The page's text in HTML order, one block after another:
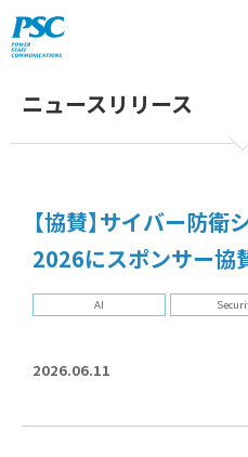
ニュースリリース
【協賛】サイバー防
2026にスポンサー協
AI
2026.06.11